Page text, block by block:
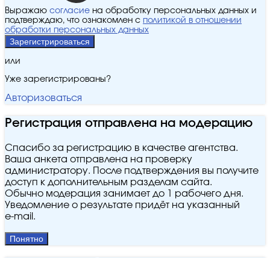
Выражаю согласие на обработку персональных данных и
подтверждаю, что ознакомлен с политикой в отношении
обработки персональных данных
Зарегистрироваться
или
Уже зарегистрированы?
Авторизоваться
Регистрация отправлена на модерацию
Спасибо за регистрацию в качестве агентства.
Ваша анкета отправлена на проверку
администратору. После подтверждения вы получите
доступ к дополнительным разделам сайта.
Обычно модерация занимает до 1 рабочего дня.
Уведомление о результате придёт на указанный
e‑mail.
Понятно